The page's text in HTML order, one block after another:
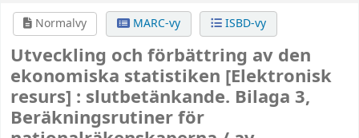
Normalvy
MARC-vy ISBD-vy
Utveckling och förbättring av den
ekonomiska statistiken [Elektronisk
resurs] : slutbetänkande. Bilaga 3,
Beräkningsrutiner för